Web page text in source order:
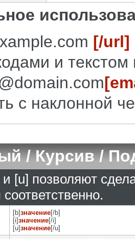
[/url]
и текстом
с наклонной
/ Курсив /
[u] позволяют
[b]значение[/b]
[i]значение[/i]
[u]значение[/u]